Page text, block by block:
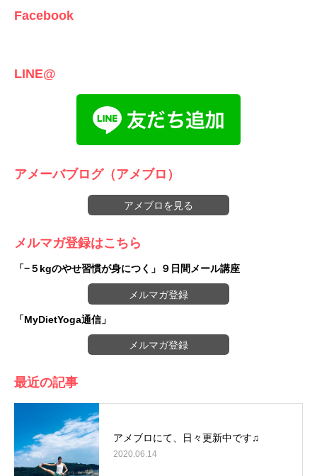
Facebook
LINE@
アメーバブログ（アメブロ）
アメブロを見る
メルマガ登録はこちら
「−５kgのやせ習慣が身につく」９日間メール講座
メルマガ登録
「MyDietYoga通信」
メルマガ登録
最近の記事
アメブロにて、日々更新中です♫
2020.06.14